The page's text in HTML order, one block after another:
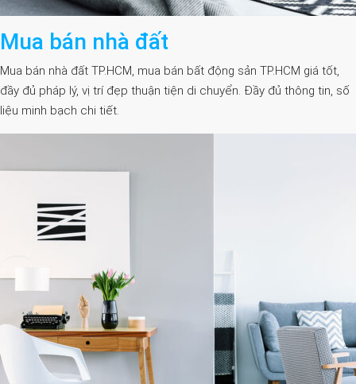
Mua bán nhà đất
Mua bán nhà đất TP.HCM, mua bán bất động sản TP.HCM giá tốt,
đầy đủ pháp lý, vị trí đẹp thuận tiện di chuyển. Đầy đủ thông tin, số
liệu minh bạch chi tiết.